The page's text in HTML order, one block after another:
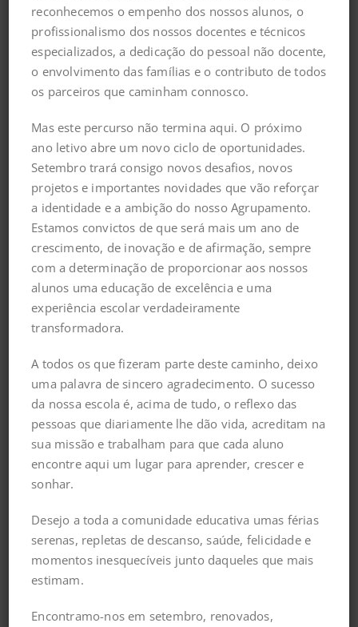
Navegação
artigos
Next:
Visita do neto de Aristides de Sousa Mendes à
nossa escola
Deixar uma resposta
Guardar o meu nome, email e site neste navegador
reconhecemos o empenho dos nossos alunos, o
profissionalismo dos nossos docentes e técnicos
especializados, a dedicação do pessoal não docente,
o envolvimento das famílias e o contributo de todos
os parceiros que caminham connosco.
Mas este percurso não termina aqui. O próximo
ano letivo abre um novo ciclo de oportunidades.
Setembro trará consigo novos desafios, novos
projetos e importantes novidades que vão reforçar
a identidade e a ambição do nosso Agrupamento.
Estamos convictos de que será mais um ano de
crescimento, de inovação e de afirmação, sempre
com a determinação de proporcionar aos nossos
alunos uma educação de excelência e uma
experiência escolar verdadeiramente
transformadora.
A todos os que fizeram parte deste caminho, deixo
uma palavra de sincero agradecimento. O sucesso
da nossa escola é, acima de tudo, o reflexo das
pessoas que diariamente lhe dão vida, acreditam na
sua missão e trabalham para que cada aluno
encontre aqui um lugar para aprender, crescer e
sonhar.
Desejo a toda a comunidade educativa umas férias
serenas, repletas de descanso, saúde, felicidade e
momentos inesquecíveis junto daqueles que mais
estimam.
Encontramo-nos em setembro, renovados,